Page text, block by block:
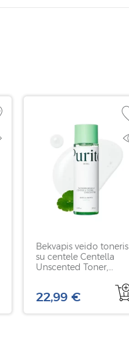
Bekvapis veido toneris
su centele Centella
Unscented Toner,
22,99 €